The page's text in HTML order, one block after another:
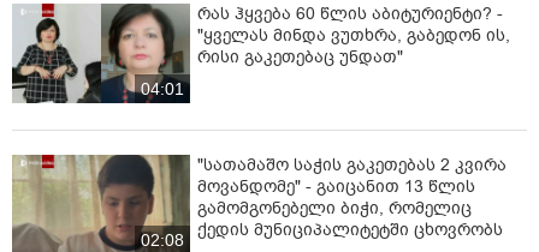
04:01
რას ჰყვება 60 წლის აბიტურიენტი? -
"ყველას მინდა ვუთხრა, გაბედონ ის,
რისი გაკეთებაც უნდათ"
02:08
"სათამაშო საჭის გაკეთებას 2 კვირა
მოვანდომე" - გაიცანით 13 წლის
გამომგონებელი ბიჭი, რომელიც
ქედის მუნიციპალიტეტში ცხოვრობს